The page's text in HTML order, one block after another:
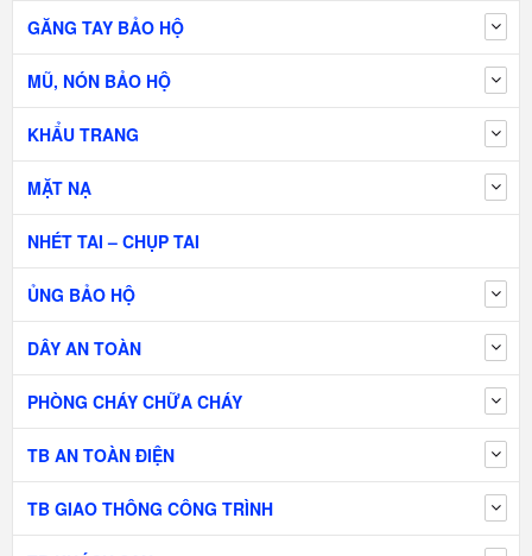
GĂNG TAY BẢO HỘ
MŨ, NÓN BẢO HỘ
KHẨU TRANG
MẶT NẠ
NHÉT TAI – CHỤP TAI
ỦNG BẢO HỘ
DÂY AN TOÀN
PHÒNG CHÁY CHỮA CHÁY
TB AN TOÀN ĐIỆN
TB GIAO THÔNG CÔNG TRÌNH